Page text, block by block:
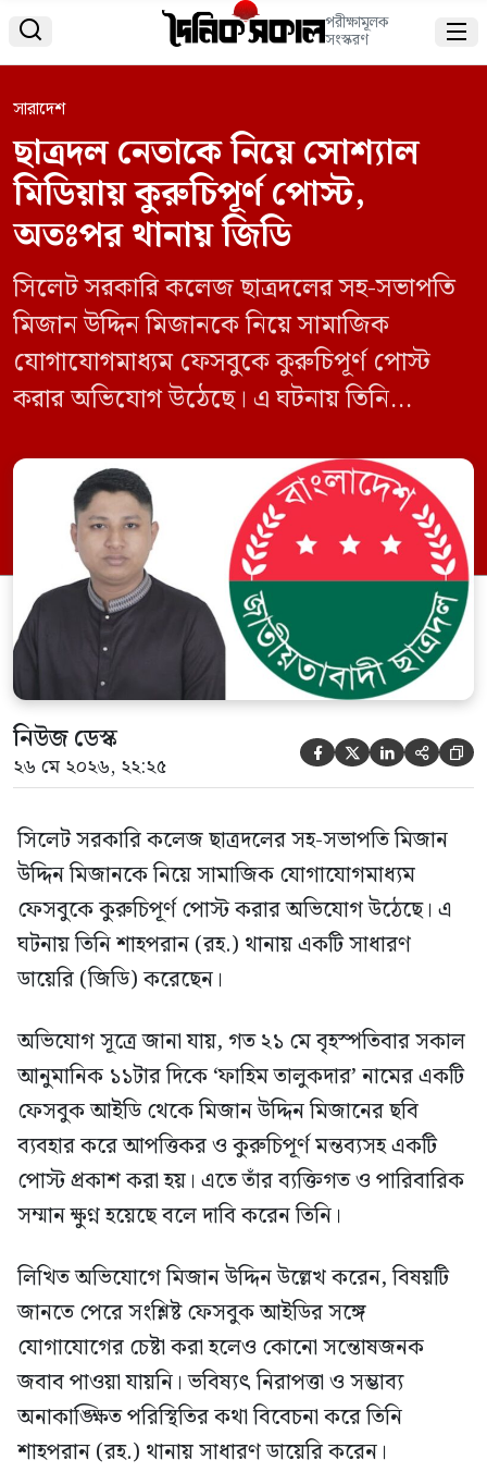
 পরীক্ষামূলক
সংস্করণ 
সারাদেশ
ছাত্রদল নেতাকে নিয়ে সোশ্যাল
মিডিয়ায় কুরুচিপূর্ণ পোস্ট,
অতঃপর থানায় জিডি
সিলেট সরকারি কলেজ ছাত্রদলের সহ-সভাপতি
মিজান উদ্দিন মিজানকে নিয়ে সামাজিক
যোগাযোগমাধ্যম ফেসবুকে কুরুচিপূর্ণ পোস্ট
করার অভিযোগ উঠেছে। এ ঘটনায় তিনি
(জিডি) করেছেন। অভিযোগ সূত্রে জানা যায়,
গত ২১ মে বৃহস্পতিবার সকাল আনুমানিক ১১টার
দিকে ‘ফাহিম তালুকদার’ নামের একটি ফেসবুক
আইডি থেকে মিজান উদ্দিন মিজানের ছবি
ব্যবহার করে আপত্তিকর ও […]
নিউজ ডেস্ক
২৬ মে ২০২৬, ২২:২৫     
সিলেট সরকারি কলেজ ছাত্রদলের সহ-সভাপতি মিজান
উদ্দিন মিজানকে নিয়ে সামাজিক যোগাযোগমাধ্যম
ফেসবুকে কুরুচিপূর্ণ পোস্ট করার অভিযোগ উঠেছে। এ
ঘটনায় তিনি শাহপরান (রহ.) থানায় একটি সাধারণ
ডায়েরি (জিডি) করেছেন।
অভিযোগ সূত্রে জানা যায়, গত ২১ মে বৃহস্পতিবার সকাল
আনুমানিক ১১টার দিকে ‘ফাহিম তালুকদার’ নামের একটি
ফেসবুক আইডি থেকে মিজান উদ্দিন মিজানের ছবি
ব্যবহার করে আপত্তিকর ও কুরুচিপূর্ণ মন্তব্যসহ একটি
পোস্ট প্রকাশ করা হয়। এতে তাঁর ব্যক্তিগত ও পারিবারিক
সম্মান ক্ষুণ্ন হয়েছে বলে দাবি করেন তিনি।
লিখিত অভিযোগে মিজান উদ্দিন উল্লেখ করেন, বিষয়টি
জানতে পেরে সংশ্লিষ্ট ফেসবুক আইডির সঙ্গে
যোগাযোগের চেষ্টা করা হলেও কোনো সন্তোষজনক
জবাব পাওয়া যায়নি। ভবিষ্যৎ নিরাপত্তা ও সম্ভাব্য
অনাকাঙ্ক্ষিত পরিস্থিতির কথা বিবেচনা করে তিনি
শাহপরান (রহ.) থানায় সাধারণ ডায়েরি করেন।